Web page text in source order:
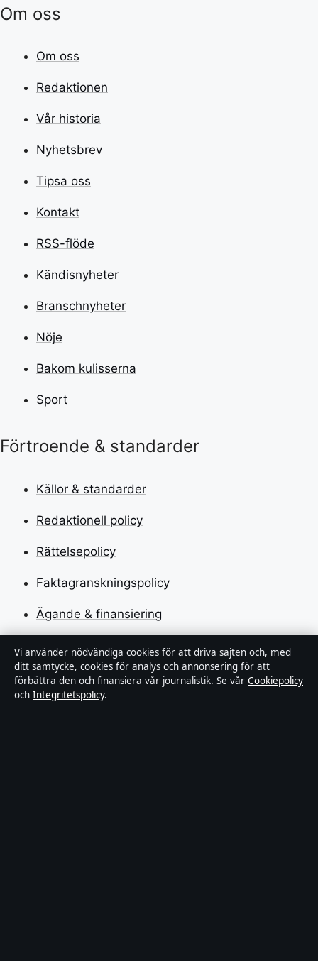
Om oss
Om oss
Redaktionen
Vår historia
Nyhetsbrev
Tipsa oss
Kontakt
RSS-flöde
Kändisnyheter
Branschnyheter
Nöje
Bakom kulisserna
Sport
Förtroende & standarder
Källor & standarder
Redaktionell policy
Rättelsepolicy
Faktagranskningspolicy
Ägande & finansiering
Integritetspolicy
Cookiepolicy
Vi använder nödvändiga cookies för att driva sajten och, med
ditt samtycke, cookies för analys och annonsering för att
förbättra den och finansiera vår journalistik. Se vår Cookiepolicy
och Integritetspolicy.